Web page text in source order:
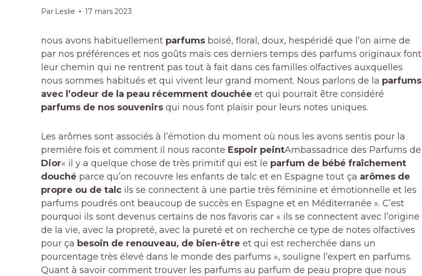
Par Leslie 17 mars 2023
nous avons habituellement parfums boisé, floral, doux, hespéridé que l’on aime de
par nos préférences et nos goûts mais ces derniers temps des parfums originaux font
leur chemin qui ne rentrent pas tout à fait dans ces familles olfactives auxquelles
nous sommes habitués et qui vivent leur grand moment. Nous parlons de la parfums
avec l’odeur de la peau récemment douchée et qui pourrait être considéré
parfums de nos souvenirs qui nous font plaisir pour leurs notes uniques.
Les arômes sont associés à l’émotion du moment où nous les avons sentis pour la
première fois et comment il nous raconte Espoir peintAmbassadrice des Parfums de
Dior« il y a quelque chose de très primitif qui est le parfum de bébé fraîchement
douché parce qu’on recouvre les enfants de talc et en Espagne tout ça arômes de
propre ou de talc ils se connectent à une partie très féminine et émotionnelle et les
parfums poudrés ont beaucoup de succès en Espagne et en Méditerranée ». C’est
pourquoi ils sont devenus certains de nos favoris car « ils se connectent avec l’origine
de la vie, avec la propreté, avec la pureté et on recherche ce type de notes olfactives
pour ça besoin de renouveau, de bien-être et qui est recherchée dans un
pourcentage très élevé dans le monde des parfums », souligne l’expert en parfums.
Quant à savoir comment trouver les parfums au parfum de peau propre que nous